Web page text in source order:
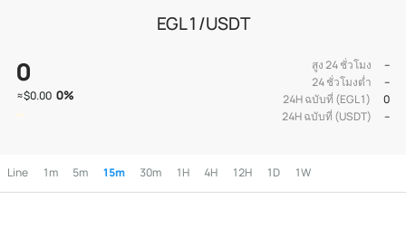
EGL1/USDT
0
≈$0.00 0%
สูง 24 ชั่วโมง
--
24 ชั่วโมงต่ำ
--
24H ฉบับที่ (EGL1)
0
24H ฉบับที่ (USDT)
--
Line 1m 5m 15m 30m 1H 4H 12H 1D 1W